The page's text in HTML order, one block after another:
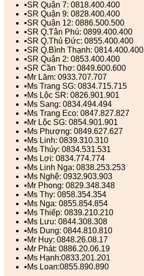
▪️SR Quận 7: 0818.400.400
▪️SR Quận 9: 0828.400.400
▪️SR Quận 12: 0886.500.500
▪️SR Q.Tân Phú: 0899.400.400
▪️SR Q.Thủ Đức: 0855.400.400
▪️SR Q.Bình Thạnh: 0814.400.400
▪️SR Quận 2: 0853.400.400
▪️SR Cần Thơ: 0849.600.600
▪️Mr Lãm: 0933.707.707
▪️Ms Trang SG: 0834.715.715
▪️Ms Lộc SR: 0826.901.901
▪️Ms Sang: 0834.494.494
▪️Ms Trang Eco: 0847.827.827
▪️Mr Lộc SG: 0854.901.901
▪️Ms Phượng: 0849.627.627
▪️Ms Linh: 0839.310.310
▪️Ms Thúy: 0834.531.531
▪️Ms Lợi: 0834.774.774
▪️Ms Linh Nga: 0838.253.253
▪️Ms Nghệ: 0932.903.903
▪️Mr Phong: 0829.348.348
▪️Ms Thy: 0858.354.354
▪️Ms Nga: 0855.854.854
▪️Ms Thiếp: 0839.210.210
▪️Ms Lưu: 0844.308.308
▪️Ms Dung: 0844.810.810
▪️Mr Huy: 0848.26.08.17
▪️Mr Phát: 0886.20.06.19
▪️Ms Hạnh:0833.201.201
▪️Ms Loan:0855.890.890